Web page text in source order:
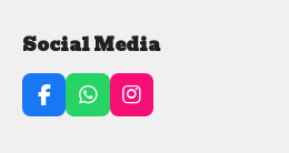
Social Media
F
a
W
h
I
n